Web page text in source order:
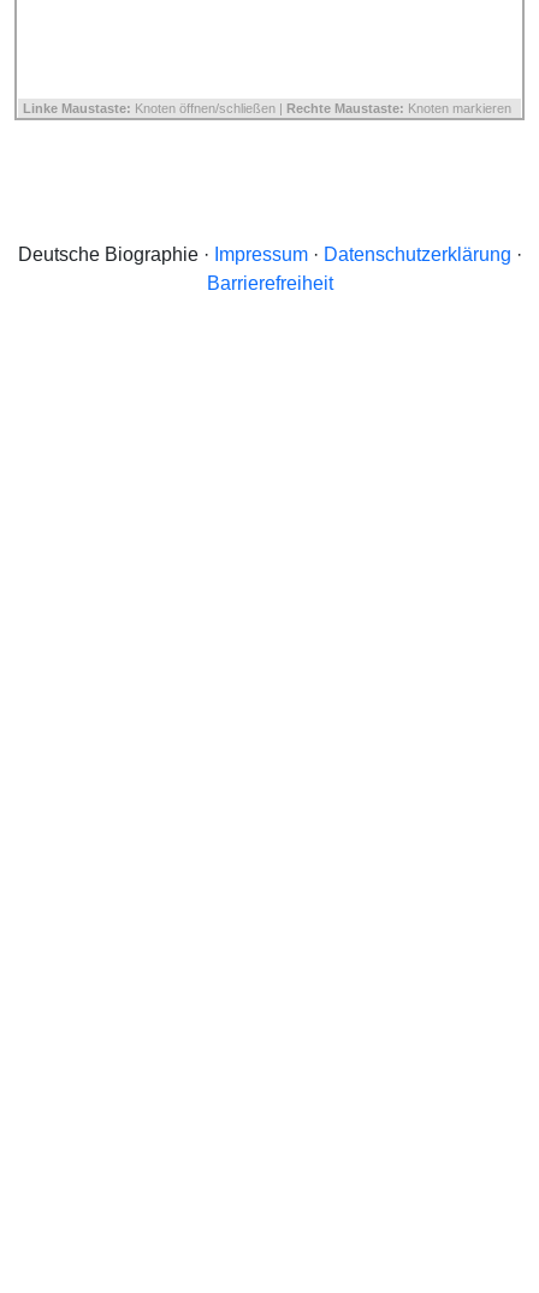
Linke Maustaste: Knoten öffnen/schließen | Rechte Maustaste: Knoten markieren
Deutsche Biographie · Impressum· Datenschutzerklärung ·
Barrierefreiheit